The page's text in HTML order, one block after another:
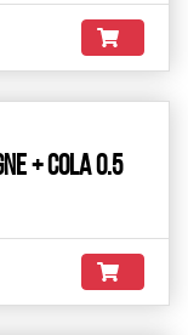
+ Cola 0.5